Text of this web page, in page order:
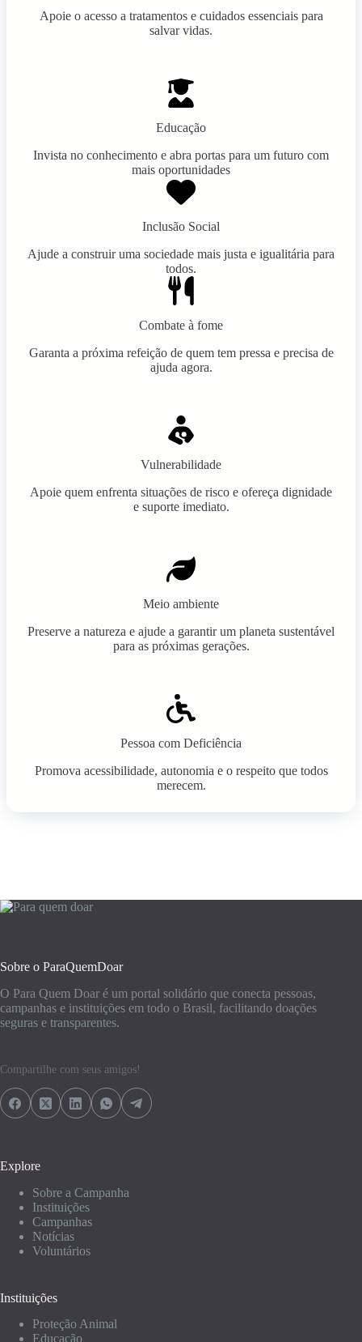
Apoie o acesso a tratamentos e cuidados essenciais para
salvar vidas.
Educação
Invista no conhecimento e abra portas para um futuro com
mais oportunidades
Inclusão Social
Ajude a construir uma sociedade mais justa e igualitária para
todos.
Combate à fome
Garanta a próxima refeição de quem tem pressa e precisa de
ajuda agora.
Vulnerabilidade
Apoie quem enfrenta situações de risco e ofereça dignidade
e suporte imediato.
Meio ambiente
Preserve a natureza e ajude a garantir um planeta sustentável
para as próximas gerações.
Pessoa com Deficiência
Promova acessibilidade, autonomia e o respeito que todos
merecem.
Sobre o ParaQuemDoar
O Para Quem Doar é um portal solidário que conecta pessoas,
campanhas e instituições em todo o Brasil, facilitando doações
seguras e transparentes.
Compartilhe com seus amigos!
Explore
Sobre a Campanha
Instituições
Campanhas
Notícias
Voluntários
Instituições
Proteção Animal
Educação